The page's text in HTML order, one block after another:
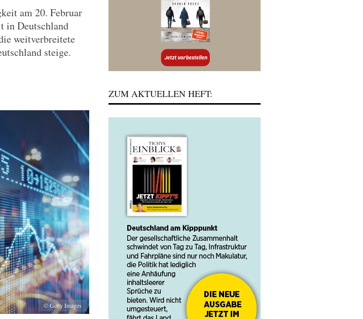
am 20. Februar
in Deutschland
weitverbreitete
steige.
© Getty Images
ZUM AKTUELLEN HEFT: